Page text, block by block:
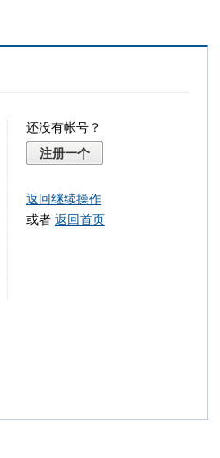
还没有帐号？
注册一个
返回继续操作
或者 返回首页